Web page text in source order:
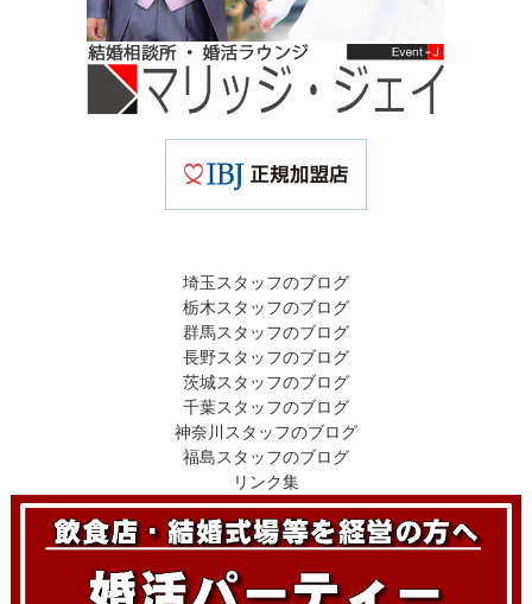
埼玉スタッフのブログ
栃木スタッフのブログ
群馬スタッフのブログ
長野スタッフのブログ
茨城スタッフのブログ
千葉スタッフのブログ
神奈川スタッフのブログ
福島スタッフのブログ
リンク集